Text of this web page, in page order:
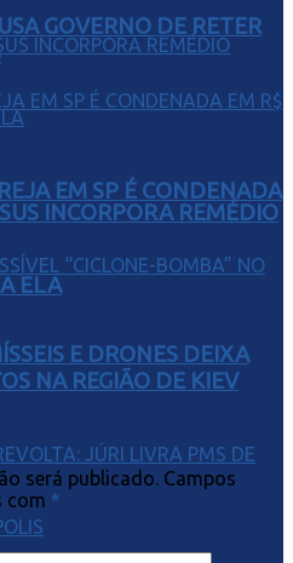
INCORPORA REMÉDIO
ELA
GOVERNO DE RETER
EM SP É CONDENADA
E DRONES DEIXA
NA REGIÃO DE KIEV
será publicado. Campos
com *